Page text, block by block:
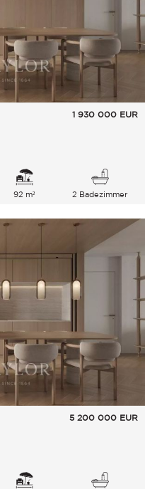
1 930 000 EUR
92 m² 2 Badezimmer
5 200 000 EUR